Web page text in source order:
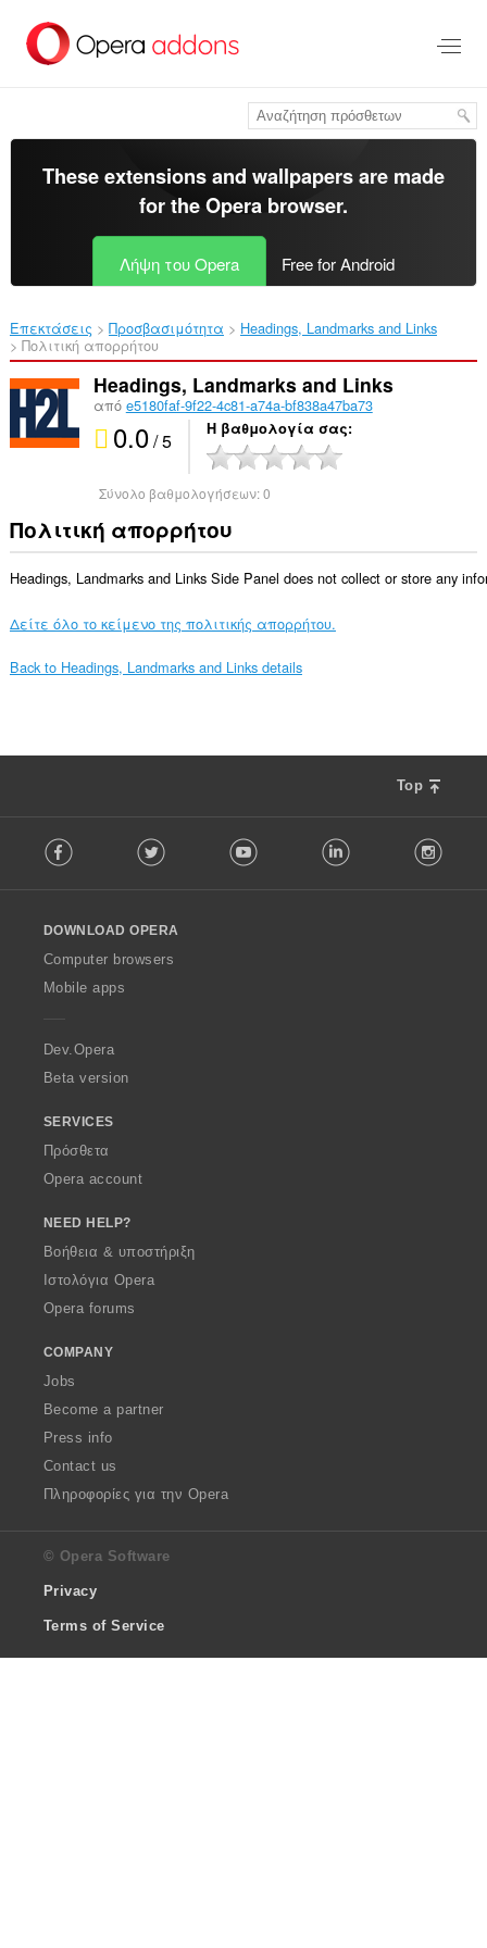
στο
κύριο
These extensions and wallpapers are made
for theOpera browser.
Λήψη του Opera Free for Android
Επεκτάσεις Προσβασιμότητα
Headings, Landmarks and Links‎
Πολιτική απορρήτου
Headings, Landmarks and Links
από e5180faf-9f22-4c81-a74a-bf838a47ba73
0.0/ 5 Η βαθμολογία σας
Σύνολο βαθμολογήσεων:0
Πολιτική απορρήτου
Headings, Landmarks and Links Side Panel does not collect or store any
Δείτε όλο το κείμενο της πολιτικής απορρήτου.
Back to Headings, Landmarks and Links details
Top
o
w
O
p
a
Facebook Twitter Youtube LinkedIn
DOWNLOAD OPERA
Computer browsers
Mobile apps
Dev.Opera
Beta version
SERVICES
Πρόσθετα
Opera account
NEED HELP?
Βοήθεια & υποστήριξη
Ιστολόγια Opera
Opera forums
COMPANY
Jobs
Become a partner
Press info
Contact us
Πληροφορίες για την Opera
© Opera Software
Privacy
Terms of Service